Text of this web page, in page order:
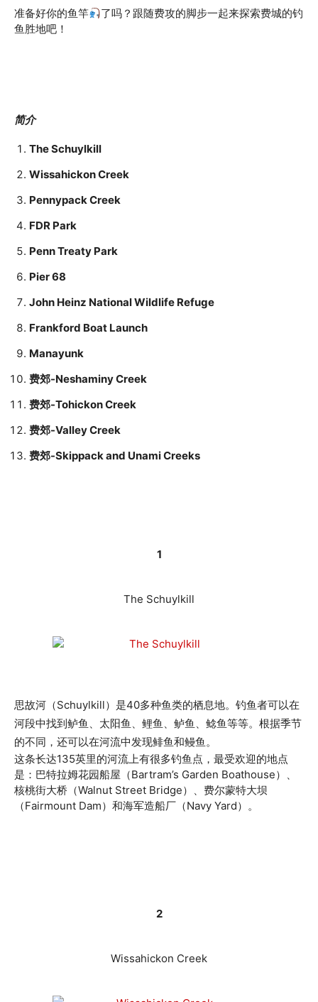
准备好你的鱼竿
了吗？跟随费攻的脚步一起来探索费城的钓
鱼胜地吧！
简介
The Schuylkill
Wissahickon Creek
Pennypack Creek
FDR Park
Penn Treaty Park
Pier 68
John Heinz National Wildlife Refuge
Frankford Boat Launch
Manayunk
费郊-Neshaminy Creek
费郊-Tohickon Creek
费郊-Valley Creek
费郊-Skippack and Unami Creeks
1
The Schuylkill
思故河（Schuylkill）是40多种鱼类的栖息地。钓鱼者可以在
河段中找到鲈鱼、 太阳鱼 、鲤鱼、鲈鱼、鲶鱼等等。根据季节
的不同，还可以在河流中发现鲱鱼和鳗鱼。
这条长达135英里的河流上有很多钓鱼点，最受欢迎的地点
是：巴特拉姆花园船屋（Bartram’s Garden Boathouse）、
核桃街大桥（Walnut Street Bridge）、费尔蒙特大坝
（Fairmount Dam）和海军造船厂（Navy Yard）。
2
Wissahickon Creek